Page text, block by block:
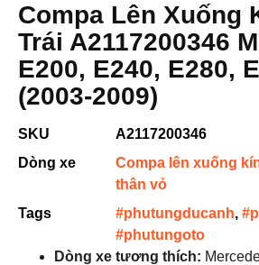
Compa Lên Xuống
Trái A2117200346
E200, E240, E280,
(2003-2009)
SKU
A2117200346
Dòng xe
Compa lên xuống
thân vỏ
Tags
#phutungducanh,
#phutungoto
Dòng xe tương thích: